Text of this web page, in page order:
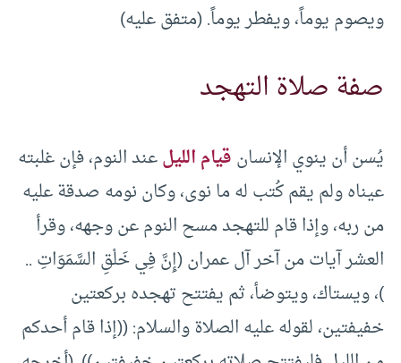
ويصوم يوماً، ويفطر يوماً. (متفق عليه)
صفة صلاة التهجد
يُسن أن ينوي الإنسانقيام الليلعند النوم، فإن غلبته
عيناه ولم يقم كُتب له ما نوى، وكان نومه صدقة عليه
من ربه، وإذا قام للتهجد مسح النوم عن وجهه، وقرأ
العشر آيات من آخر آل عمران (إِنَّ فِي خَلْقِ السَّمَوَاتِ ..
)، ويستاك، ويتوضأ، ثم يفتتح تهجده بركعتين
خفيفتين، لقوله عليه الصلاة والسلام: ((إذا قام أحدكم